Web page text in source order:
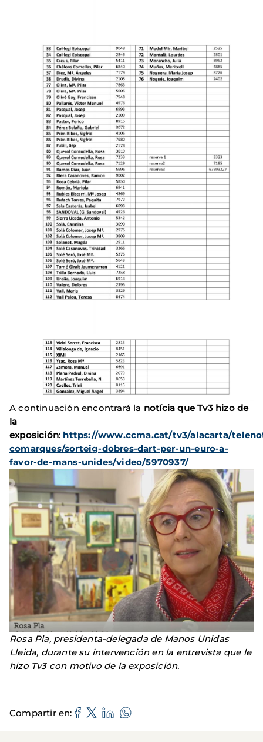
A continuación encontrará la notícia que Tv3 hizo de
la
exposición: https://www.ccma.cat/tv3/alacarta/
comarques/sorteig-dobres-dart-per-un-euro-a-
favor-de-mans-unides/video/5970937/
Rosa Pla, presidenta-delegada de Manos Unidas
Lleida, durante su intervención en la entrevista que le
hizo Tv3 con motivo de la exposición.
Compartir en